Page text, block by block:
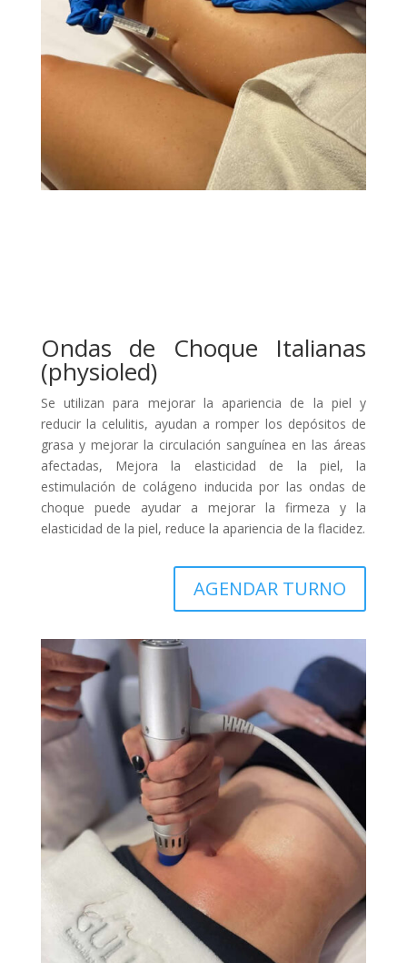
Ondas de Choque Italianas
(physioled)
Se utilizan para mejorar la apariencia de la piel y
reducir la celulitis, ayudan a romper los depósitos de
grasa y mejorar la circulación sanguínea en las áreas
afectadas, Mejora la elasticidad de la piel, la
estimulación de colágeno inducida por las ondas de
choque puede ayudar a mejorar la firmeza y la
elasticidad de la piel, reduce la apariencia de la flacidez.
AGENDAR TURNO